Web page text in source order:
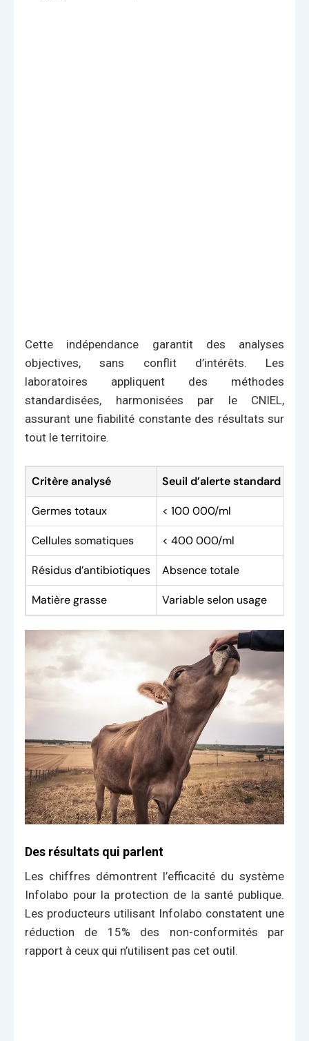
Cette indépendance garantit des analyses
objectives, sans conflit d’intérêts. Les
laboratoires appliquent des méthodes
standardisées, harmonisées par le CNIEL,
assurant une fiabilité constante des résultats sur
tout le territoire.
Critère analysé Seuil d’alerte standard
Germes totaux < 100 000/ml
Cellules somatiques < 400 000/ml
Résidus d’antibiotiques Absence totale
Matière grasse Variable selon usage
Des résultats qui parlent
Les chiffres démontrent l’efficacité du système
Infolabo pour la protection de la santé publique.
Les producteurs utilisant Infolabo constatent une
réduction de 15% des non-conformités par
rapport à ceux qui n’utilisent pas cet outil.